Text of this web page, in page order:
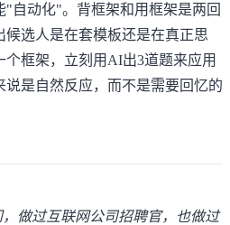
"自动化"。背框架和用框架是两回
选人是在套模板还是在真正思
框架，立刻用AI出3道题来应用
是自然反应，而不是需要回忆的
，做过互联网公司招聘官，也做过